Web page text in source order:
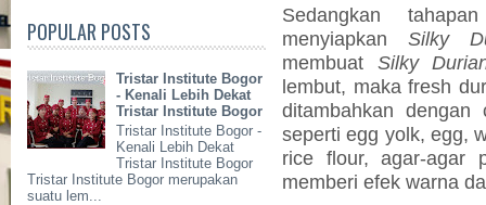
POPULAR POSTS
Tristar Institute Bogor
- Kenali Lebih Dekat
Tristar Institute Bogor
Tristar Institute Bogor -
Kenali Lebih Dekat
Tristar Institute Bogor
Tristar Institute Bogor merupakan
suatu lem...
Sedangkan
menyiapkan Silky
membuat Silky
lembut, maka fresh
ditambahkan
seperti egg yolk, egg,
rice flour, agar-agar
memberi efek warna